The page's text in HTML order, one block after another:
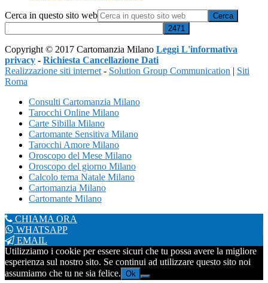
Cerca in questo sito web
Copyright © 2017 Cartomanzia Milano Leggi L'informativa
privacy - Richiesta Cancellazione Dati
Realizzazione siti internet - Solution Group Communication | Siti
Roma
Consulti Cartomanzia Milano
Tarocchi Online Milano
Carte Sibilla Milano
Cartomante Sensitiva Milano
Tarocchi Amore Milano
Oroscopo del Mese Milano
Oroscopo del giorno Milano
Calcolo tema Natale Milano
Cartomanzia Milano
Cartomante Milano
CHIAMA ORA
WHATSAPP
EMAIL
Utilizziamo i cookie per essere sicuri che tu possa avere la migliore
esperienza sul nostro sito. Se continui ad utilizzare questo sito noi
assumiamo che tu ne sia felice. Ok